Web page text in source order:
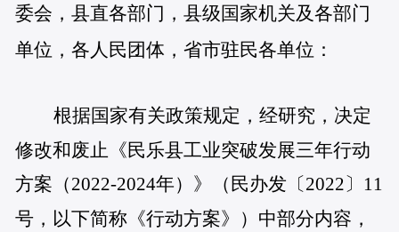
委会，县直各部门，县级国家机关及各部门
单位，各人民团体，省市驻民各单位：
根据国家有关政策规定，经研究，决定
修改和废止《民乐县工业突破发展三年行动
方案（2022-2024年）》（民办发〔2022〕11
号，以下简称《行动方案》）中部分内容，